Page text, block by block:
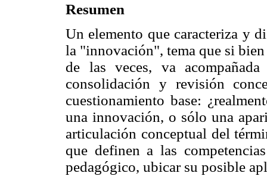
Resumen
Un elemento que caracteriza y
la "innovación", tema que si
de las veces, va
consolidación y revisión
cuestionamiento base:
una innovación, o sólo una
articulación conceptual del
que definen a las
pedagógico, ubicar su posible